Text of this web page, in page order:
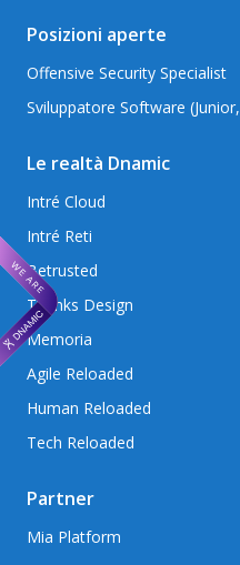
Posizioni aperte
Offensive Security Specialist
Sviluppatore Software
Le realtà Dnamic
Intré Cloud
Intré Reti
Betrusted
Thanks Design
Memoria
Agile Reloaded
Human Reloaded
Tech Reloaded
Partner
Mia Platform